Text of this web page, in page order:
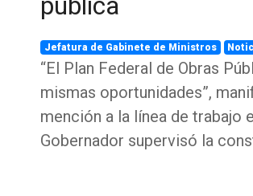
Jefatura de Gabinete de Ministros
“El Plan Federal de Obras
mismas oportunidades”,
mención a la línea de trabajo
Gobernador supervisó la